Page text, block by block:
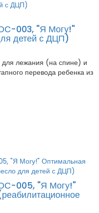
003, "Я Могу!"
детей с ДЦП)
для лежания (на спине) и
перевода ребенка из
ОС-005, "Я Могу!"